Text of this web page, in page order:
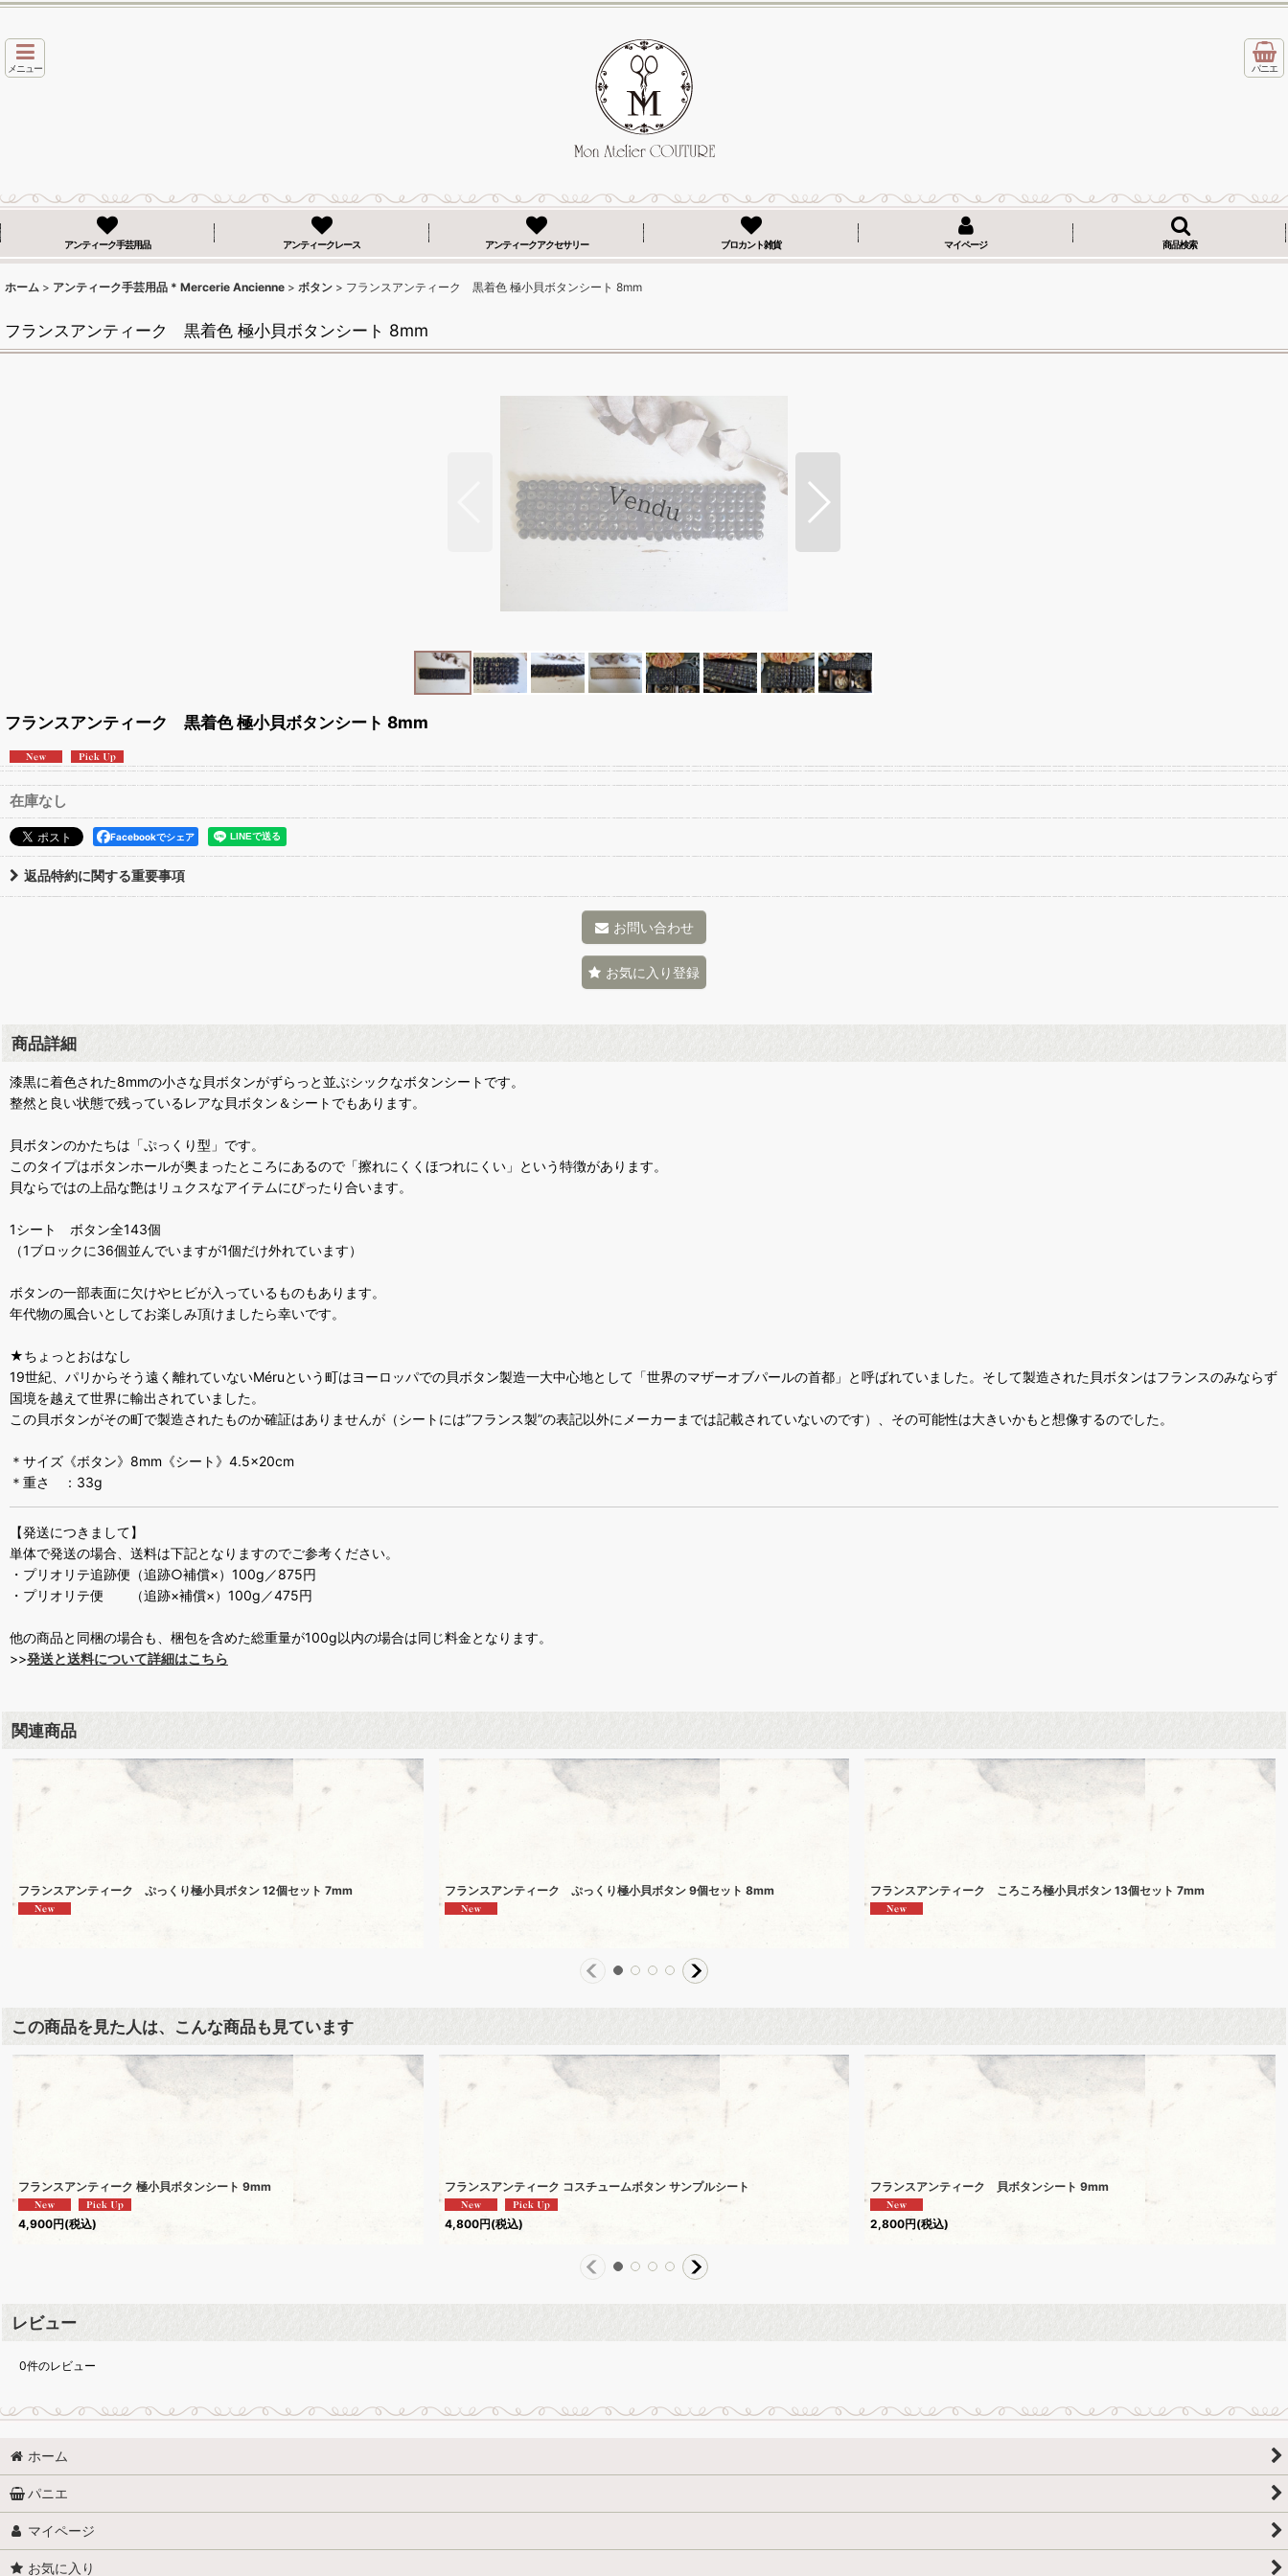
メニュー パニエ
アンティーク手芸用品 アンティークレース アンティークアクセサリー ブロカント雑貨 マイページ 商品検索
ホーム > アンティーク手芸用品 * Mercerie Ancienne > ボタン > フランスアンティーク 黒着色 極小貝ボタンシート 8mm
フランスアンティーク 黒着色 極小貝ボタンシート 8mm
フランスアンティーク 黒着色 極小貝ボタンシート 8mm
在庫なし
Facebookでシェア
返品特約に関する重要事項
お問い合わせ
お気に入り登録
商品詳細
漆黒に着色された8mmの小さな貝ボタンがずらっと並ぶシックなボタンシートです。
整然と良い状態で残っているレアな貝ボタン＆シートでもあります。
貝ボタンのかたちは「ぷっくり型」です。
このタイプはボタンホールが奥まったところにあるので「擦れにくくほつれにくい」という特徴があります。
貝ならではの上品な艶はリュクスなアイテムにぴったり合います。
1シート ボタン全143個
（1ブロックに36個並んでいますが1個だけ外れています）
ボタンの一部表面に欠けやヒビが入っているものもあります。
年代物の風合いとしてお楽しみ頂けましたら幸いです。
★ちょっとおはなし
19世紀、パリからそう遠く離れていないMéruという町はヨーロッパでの貝ボタン製造一大中心地として「世界のマザーオブパールの首都」と呼ばれていました。そして製造された貝ボタンはフランスのみならず
国境を越えて世界に輸出されていました。
この貝ボタンがその町で製造されたものか確証はありませんが（シートには”フランス製”の表記以外にメーカーまでは記載されていないのです）、その可能性は大きいかもと想像するのでした。
＊サイズ《ボタン》8mm《シート》4.5×20cm
＊重さ ：33g
【発送につきまして】
単体で発送の場合、送料は下記となりますのでご参考ください。
・プリオリテ追跡便（追跡○補償×）100g／875円
・プリオリテ便 （追跡×補償×）100g／475円
他の商品と同梱の場合も、梱包を含めた総重量が100g以内の場合は同じ料金となります。
>>発送と送料について詳細はこちら
関連商品
フランスアンティーク ぷっくり極小貝ボタン 12個セット 7mm フランスアンティーク ぷっくり極小貝ボタン 9個セット 8mm フランスアンティーク ころころ極小貝ボタン 13個セット 7mm
この商品を見た人は、こんな商品も見ています
フランスアンティーク 極小貝ボタンシート 9mm
4,900円(税込)
フランスアンティーク コスチュームボタン サンプルシート
4,800円(税込)
フランスアンティーク 貝ボタンシート 9mm
2,800円(税込)
レビュー
0件のレビュー
ホーム
パニエ
マイページ
お気に入り